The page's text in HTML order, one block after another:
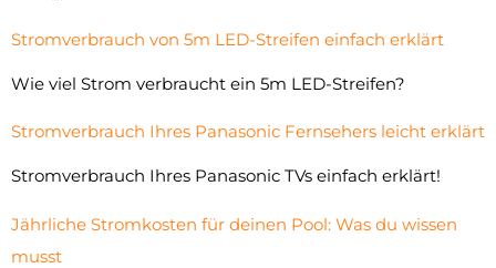
Stromverbrauch von 5m LED-Streifen einfach erklärt
Wie viel Strom verbraucht ein 5m LED-Streifen?
Stromverbrauch Ihres Panasonic Fernsehers leicht erklärt
Stromverbrauch Ihres Panasonic TVs einfach erklärt!
Jährliche Stromkosten für deinen Pool: Was du wissen
musst